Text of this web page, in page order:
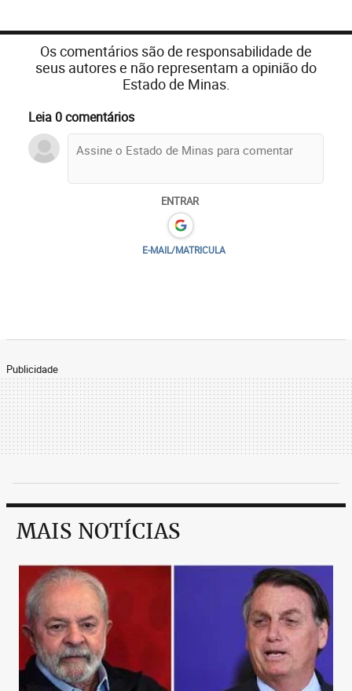
Os comentários são de responsabilidade de
seus autores e não representam a opinião do
Estado de Minas.
Leia 0 comentários
ENTRAR
E-MAIL/MATRICULA
Publicidade
MAIS NOTÍCIAS